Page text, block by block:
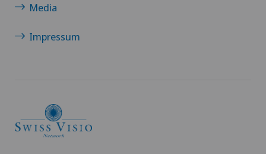
Media
Impressum